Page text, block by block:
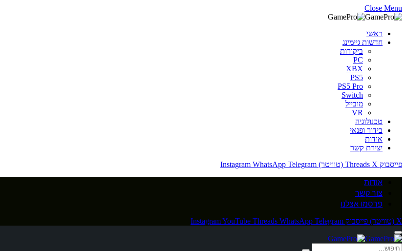
Close Menu
ראשי
חדשות גיימינג
ביקורות
PC
XBX
PS5
PS5 Pro
Switch
מובייל
VR
טכנולוגיה
בידור ופנאי
אודות
יצירת קשר
פייסבוק
Threads X (טוויטר) Instagram WhatsApp Telegram
אודות
צור קשר
פרסמו אצלנו
X (טוויטר) פייסבוק InstagramYouTube Threads WhatsApp Telegram